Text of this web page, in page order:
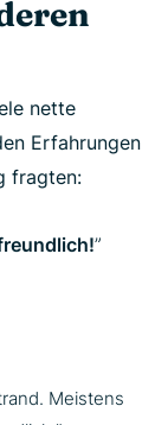
nette
Erfahrungen
fragten:
”
Meistens